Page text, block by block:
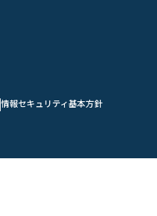
情報セキュリティ基本方針